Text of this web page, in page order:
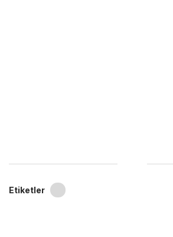
Etiketler